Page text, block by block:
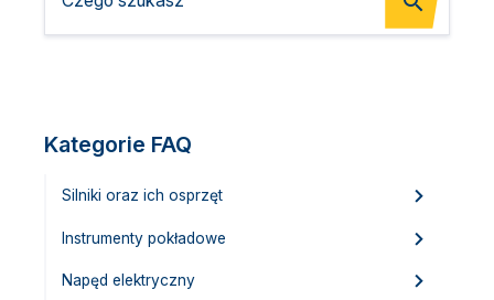
Kategorie FAQ
Silniki oraz ich osprzęt
Instrumenty pokładowe
Napęd elektryczny